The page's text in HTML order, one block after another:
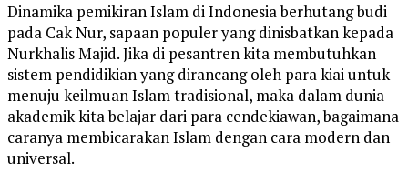
Dinamika pemikiran Islam di Indonesia berhutang budi
pada Cak Nur, sapaan populer yang dinisbatkan kepada
Nurkhalis Majid. Jika di pesantren kita membutuhkan
sistem pendidikian yang dirancang oleh para kiai untuk
menuju keilmuan Islam tradisional, maka dalam dunia
akademik kita belajar dari para cendekiawan, bagaimana
caranya membicarakan Islam dengan cara modern dan
universal.